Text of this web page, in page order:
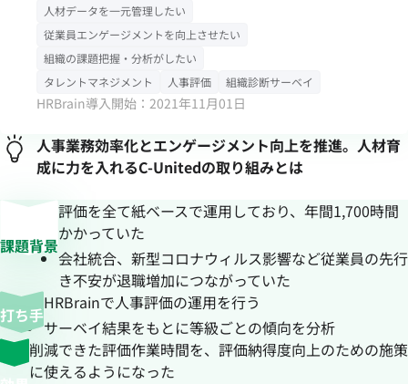
人材データを一元管理したい
従業員エンゲージメントを向上させたい
組織の課題把握・分析がしたい
タレントマネジメント
人事評価 組織診断サーベイ
HRBrain導入開始：2021年11月01日
人事業務効率化とエンゲージメント向上を推進。人材育
成に力を入れるC-Unitedの取り組みとは
課題背景
評価を全て紙ベースで運用しており、年間1,700時間
かかっていた
会社統合、新型コロナウィルス影響など従業員の先行
き不安が退職増加につながっていた
打ち手
HRBrainで人事評価の運用を行う
サーベイ結果をもとに等級ごとの傾向を分析
削減できた評価作業時間を、評価納得度向上のための施策
に使えるようになった